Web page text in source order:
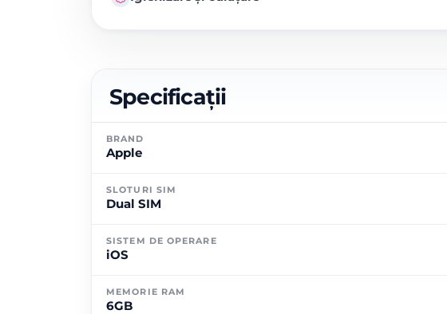
Specificații
BRAND
Apple
SLOTURI SIM
Dual SIM
SISTEM DE OPERARE
iOS
MEMORIE RAM
6GB